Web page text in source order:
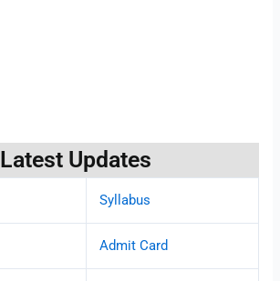
Latest Updates
Syllabus
Admit Card